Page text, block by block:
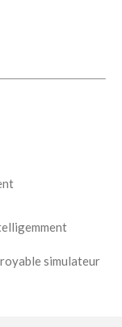
simulateur